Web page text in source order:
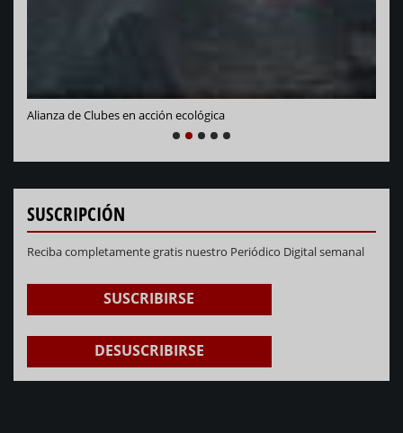
PREVIOUS
SUSCRIPCIÓN
Reciba completamente gratis nuestro Periódico Digital semanal
SUSCRIBIRSE
DESUSCRIBIRSE